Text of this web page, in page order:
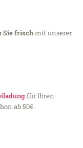
Sie frischmit unserer
für Ihren
ab 50€.